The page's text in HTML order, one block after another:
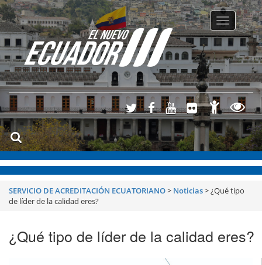
Toggle
SERVICIO DE ACREDITACIÓN ECUATORIANO> Noticias>¿Qué tipo
de líder de la calidad eres?
¿Qué tipo de líder de la calidad eres?